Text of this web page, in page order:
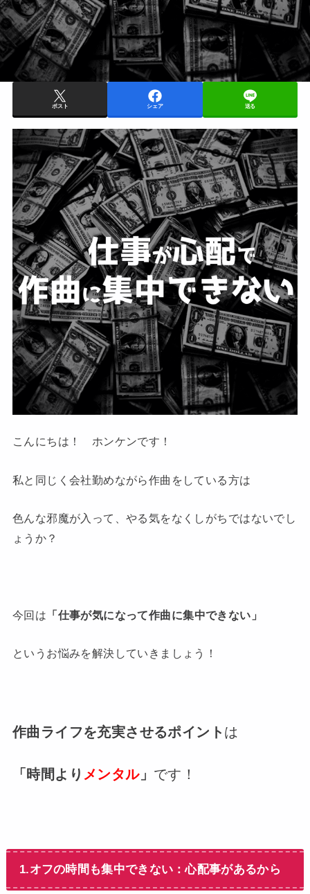
ポスト シェア 送る
こんにちは！ ホンケンです！
私と同じく会社勤めながら作曲をしている方は
色んな邪魔が入って、やる気をなくしがちではないでし
ょうか？
今回は 「仕事が気になって作曲に集中できない」
というお悩みを解決していきましょう！
作曲ライフを充実させるポイント は
「時間より メンタル」 です！
1.オフの時間も集中できない：心配事があるから